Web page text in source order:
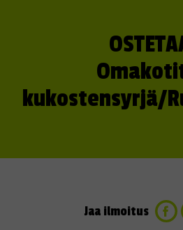
kukostensyrjä/
Jaa ilmoitus